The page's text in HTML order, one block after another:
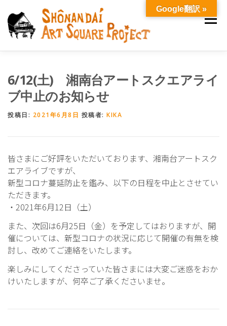
ツ
メニ
6/12(土) 湘南台アートスクエアライ
ブ中止のお知らせ
投稿日: 2021年6月8日 投稿者: KIKA
皆さまにご好評をいただいております、湘南台アートスク
エアライブですが、
新型コロナ蔓延防止を鑑み、以下の日程を中止とさせてい
ただきます。
・2021年6月12日（土）
また、次回は6月25日（金）を予定してはおりますが、開
催については、新型コロナの状況に応じて開催の有無を検
討し、改めてご連絡をいたします。
楽しみにしてくださっていた皆さまには大変ご迷惑をおか
けいたしますが、何卒ご了承くださいませ。
Google翻訳 »